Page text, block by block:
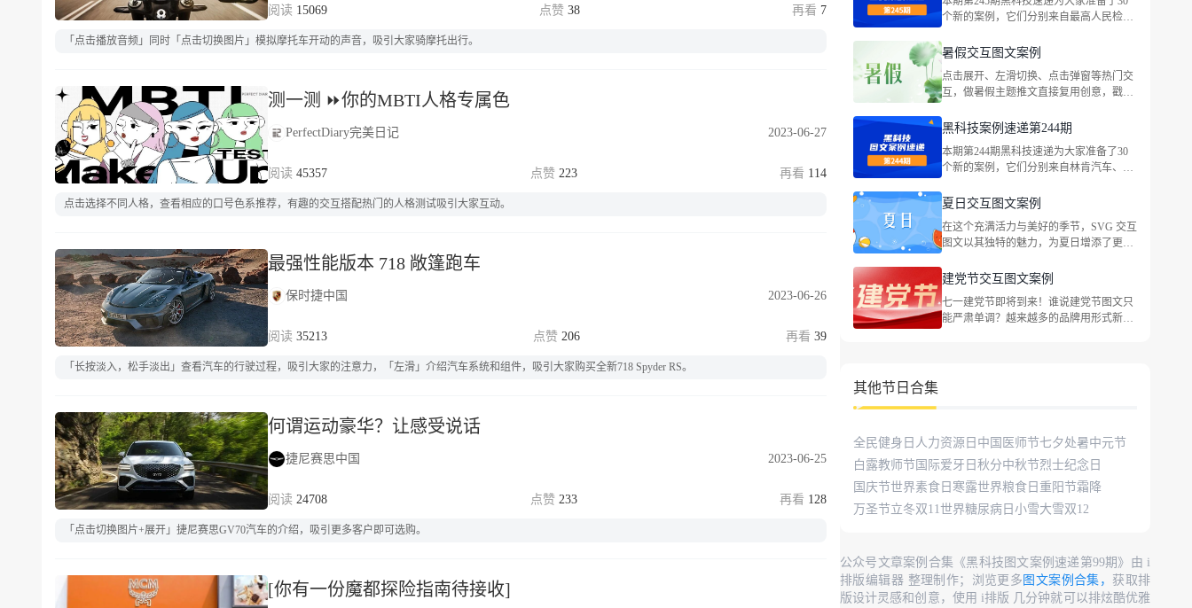
15069 38 7
「点击播放音频」同时「点击切换图片」模拟摩托车开动的声音，吸引大家骑摩托出行。
测一测 ⏩你的MBTI人格专属色
PerfectDiary完美日记 2023-06-27
45357 223 114
点击选择不同人格，查看相应的口号色系推荐，有趣的交互搭配热门的人格测试吸引大家互动。
最强性能版本 718 敞篷跑车
保时捷中国 2023-06-26
35213 206 39
「长按淡入，松手淡出」查看汽车的行驶过程，吸引大家的注意力，「左滑」介绍汽车系统和组件，吸引大家购买全新718 Spyder RS。
何谓运动豪华？让感受说话
捷尼赛思中国 2023-06-25
24708 233 128
「点击切换图片+展开」捷尼赛思GV70汽车的介绍，吸引更多客户即可选购。
[你有一份魔都探险指南待接收]
个新的案例，它们分别来自最高人民检察
窖荟VlP俱乐部、全心全意小天鹅、满记
饮、蔡司官方、茉酸奶、味全、路易威
登、资生堂中国等品牌，包括企业宣传、
暑假交互图文案例
点击展开、左滑切换、点击弹窗等热门交
互，做暑假主题推文直接复用创意，戳文
黑科技案例速递第244期
本期第244期黑科技速递为大家准备了30
个新的案例，它们分别来自林肯汽车、国
汽车金融中国、CoCo都可、伊利QQ星牛
法院、特仑苏、heytea喜茶、最高人民法
院、海底捞火锅等品牌，包括企业宣传、
夏日交互图文案例
在这个充满活力与美好的季节，SVG 交互
图文以其独特的魅力，为夏日增添了更多
建党节交互图文案例
七一建党节即将到来！谁说建党节图文只
能严肃单调？越来越多的品牌用形式新
其他节日合集
全民健身日 人力资源日 中国医师节七夕处暑中元节
白露教师节 国际爱牙日 秋分中秋节烈士纪念日
国庆节世界素食日 寒露世界粮食日 重阳节霜降
万圣节立冬双11世界糖尿病日 小雪大雪双12
公众号文章案例合集《黑科技图文案例速递第99期》由 i
排版编辑器 整理制作；浏览更多 图文案例合集， 获取排
版设计灵感和创意，使用 i排版 几分钟就可以排炫酷优雅